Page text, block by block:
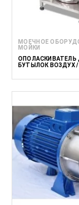
МОЕЧНОЕ
МОЙКИ
ОПОЛАСКИВАТЕЛЬ
БУТЫЛОК ВОЗДУХ